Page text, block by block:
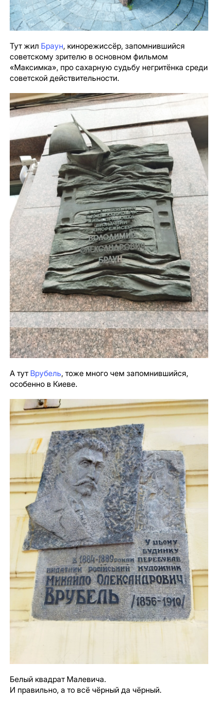
Тут жил Браун, кинорежиссёр, запомнившийся
советскому зрителю в основном фильмом
«Максимка», про сахарную судьбу негритёнка среди
советской действительности.
А тут Врубель, тоже много чем запомнившийся,
особенно в Киеве.
Белый квадрат Малевича.
И правильно, а то всё чёрный да чёрный.